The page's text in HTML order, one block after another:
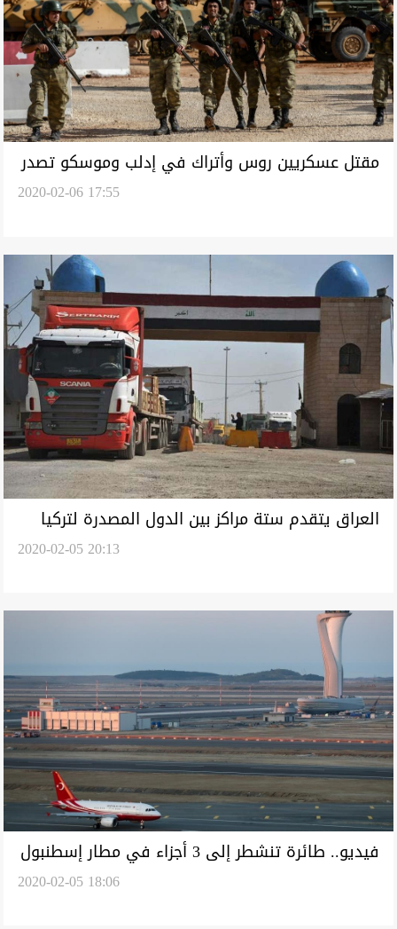
مقتل عسكريين روس وأتراك في إدلب وموسكو تصدر
2020-02-06 17:55
العراق يتقدم ستة مراكز بين الدول المصدرة لتركيا
2020-02-05 20:13
فيديو.. طائرة تنشطر إلى 3 أجزاء في مطار إسطنبول
2020-02-05 18:06